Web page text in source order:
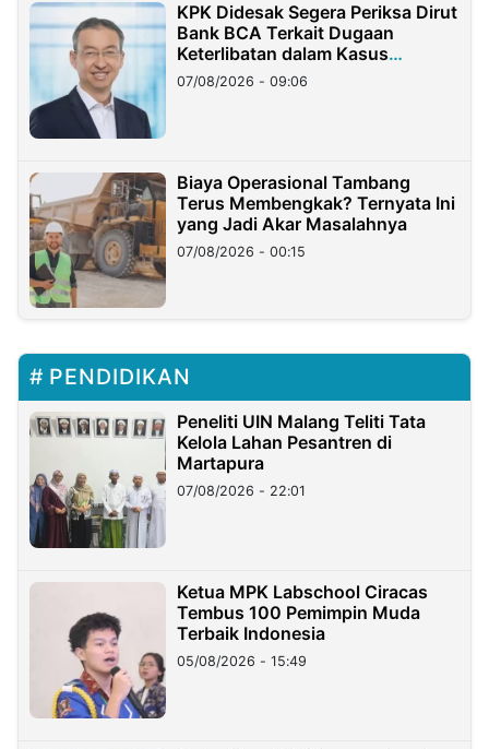
KPK Didesak Segera Periksa Dirut
Bank BCA Terkait Dugaan
Keterlibatan dalam Kasus
Hilangnya Dana Nasabah Rp2,58
Miliar
07/08/2026 - 09:06
Biaya Operasional Tambang
Terus Membengkak? Ternyata Ini
yang Jadi Akar Masalahnya
07/08/2026 - 00:15
PENDIDIKAN
Peneliti UIN Malang Teliti Tata
Kelola Lahan Pesantren di
Martapura
07/08/2026 - 22:01
Ketua MPK Labschool Ciracas
Tembus 100 Pemimpin Muda
Terbaik Indonesia
05/08/2026 - 15:49